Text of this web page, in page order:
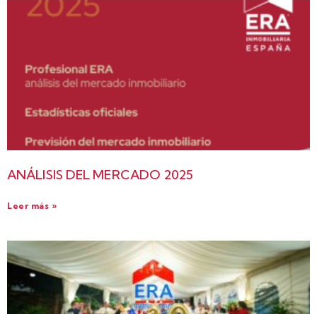
ANÁLISIS DEL MERCADO 2025
Leer más »